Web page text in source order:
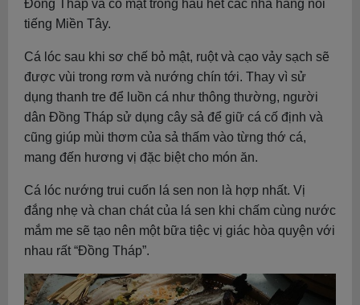
Đồng Tháp và có mặt trong hầu hết các nhà hàng nổi
tiếng Miền Tây.
Cá lóc sau khi sơ chế bỏ mật, ruột và cạo vảy sạch sẽ
được vùi trong rơm và nướng chín tới. Thay vì sử
dụng thanh tre để luồn cá như thông thường, người
dân Đồng Tháp sử dụng cây sả để giữ cá cố định và
cũng giúp mùi thơm của sả thấm vào từng thớ cá,
mang đến hương vị đặc biệt cho món ăn.
Cá lóc nướng trui cuốn lá sen non là hợp nhất. Vị
đắng nhẹ và chan chát của lá sen khi chấm cùng nước
mắm me sẽ tạo nên một bữa tiệc vị giác hòa quyện với
nhau rất “Đồng Tháp”.